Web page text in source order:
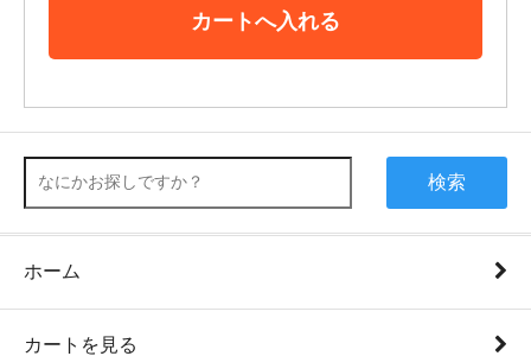
カートへ入れる
検索
ホーム
カートを見る